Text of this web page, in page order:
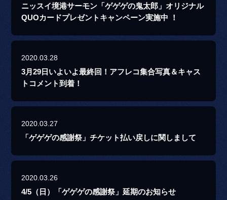
ニッスイ境港サーモン「ゲゲゲの鬼太郎」オリジナル
QUOカードプレゼントキャンペーン実施中 ！
2020.03.28
3月29日いよいよ最終回！アフレコ集合写真＆キャス
トコメント到着！
2020.03.27
「ゲゲゲの感謝祭」チケット払い戻しに関しまして
2020.03.26
4/5（日）「ゲゲゲの感謝祭」延期のお知らせ